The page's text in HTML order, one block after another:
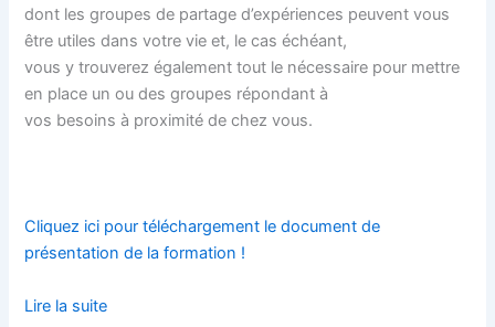
dont les groupes de partage d’expériences peuvent vous
être utiles dans votre vie et, le cas échéant,
vous y trouverez également tout le nécessaire pour mettre
en place un ou des groupes répondant à
vos besoins à proximité de chez vous.
Cliquez ici pour téléchargement le document de
présentation de la formation !
Lire la suite